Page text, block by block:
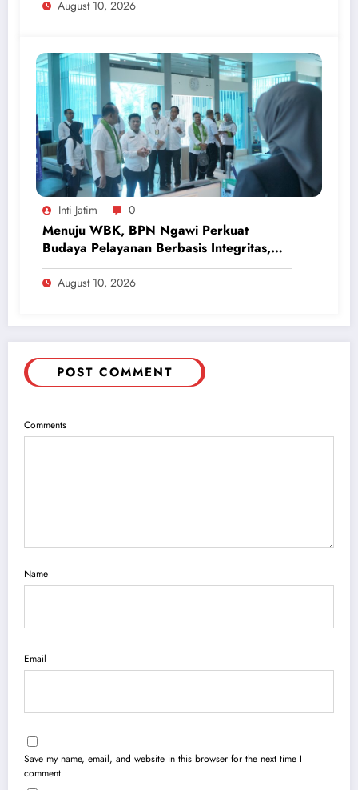
August 10, 2026
Inti Jatim 0
Menuju WBK, BPN Ngawi Perkuat
Budaya Pelayanan Berbasis Integritas,
Raih IKM dan IPK 3,89 pada Semester I
2026August 10, 2026
POST COMMENT
Comments
Name
Email
Save my name, email, and website in this browser for the next time I
comment.